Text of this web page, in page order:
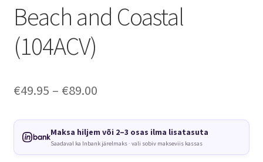
Beach and Coastal
(104ACV)
€49.95 – €89.00Price
€49.95
through
Maksa hiljem või 2–3 osas ilma lisatasuta
Saadaval ka Inbank järelmaks · vali sobiv makseviis kassas